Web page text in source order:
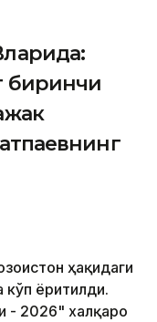
биринчи
ҳақидаги
ёритилди.
- 2026" халқаро